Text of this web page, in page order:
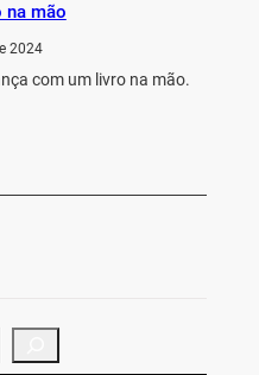
na mão
2024
com um livro na mão.